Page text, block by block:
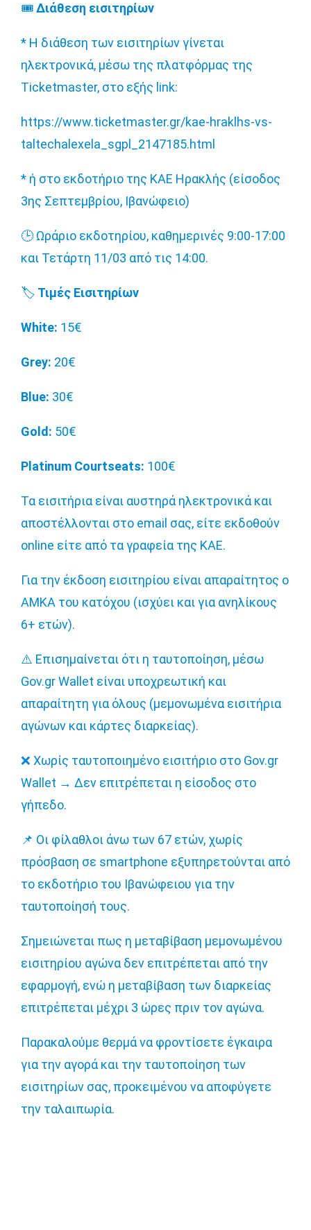
🎟Διάθεση εισιτηρίων
* Η διάθεση των εισιτηρίων γίνεται
ηλεκτρονικά, μέσω της πλατφόρμας της
Ticketmaster, στο εξής link:
https://www.ticketmaster.gr/kae-hraklhs-vs-
taltechalexela_sgpl_2147185.html
* ή στο εκδοτήριο της ΚΑΕ Ηρακλής (είσοδος
3ης Σεπτεμβρίου, Ιβανώφειο)
🕒Ωράριο εκδοτηρίου, καθημερινές 9:00-17:00
και Τετάρτη 11/03 από τις 14:00.
🏷️ Τιμές Εισιτηρίων
White: 15€
Grey: 20€
Blue: 30€
Gold: 50€
Platinum Courtseats: 100€
Τα εισιτήρια είναι αυστηρά ηλεκτρονικά και
αποστέλλονται στο email σας, είτε εκδοθούν
online είτε από τα γραφεία της ΚΑΕ.
Για την έκδοση εισιτηρίου είναι απαραίτητος ο
ΑΜΚΑ του κατόχου (ισχύει και για ανηλίκους
6+ ετών).
⚠️ Επισημαίνεται ότι η ταυτοποίηση, μέσω
Gov.gr Wallet είναι υποχρεωτική και
απαραίτητη για όλους (μεμονωμένα εισιτήρια
αγώνων και κάρτες διαρκείας).
❌ Χωρίς ταυτοποιημένο εισιτήριο στο Gov.gr
Wallet → Δεν επιτρέπεται η είσοδος στο
γήπεδο.
📌 Οι φίλαθλοι άνω των 67 ετών, χωρίς
πρόσβαση σε smartphone εξυπηρετούνται από
το εκδοτήριο του Ιβανώφειου για την
ταυτοποίησή τους.
Σημειώνεται πως η μεταβίβαση μεμονωμένου
εισιτηρίου αγώνα δεν επιτρέπεται από την
εφαρμογή, ενώ η μεταβίβαση των διαρκείας
επιτρέπεται μέχρι 3 ώρες πριν τον αγώνα.
Παρακαλούμε θερμά να φροντίσετε έγκαιρα
για την αγορά και την ταυτοποίηση των
εισιτηρίων σας, προκειμένου να αποφύγετε
την ταλαιπωρία.